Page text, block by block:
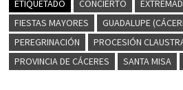
ETIQUETADO CONCIERTO
FIESTAS MAYORES
GUADALUPE
PEREGRINACIÓN
PROCESIÓN
PROVINCIA DE CÁCERES
SANTA MISA